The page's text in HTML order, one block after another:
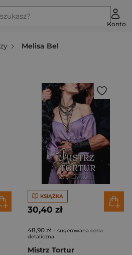
Konto
Melisa Bel
KSIĄŻKA
30,40 zł
48,90 zł - sugerowana cena
detaliczna
Mistrz Tortur